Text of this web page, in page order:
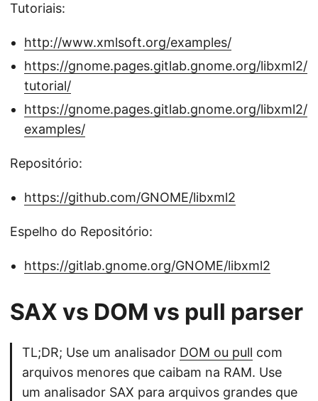
Tutoriais:
http://www.xmlsoft.org/examples/
https://gnome.pages.gitlab.gnome.org/libxml2/
tutorial/
https://gnome.pages.gitlab.gnome.org/libxml2/
examples/
Repositório:
https://github.com/GNOME/libxml2
Espelho do Repositório:
https://gitlab.gnome.org/GNOME/libxml2
SAX vs DOM vs pull parser
TL;DR; Use um analisador DOM ou pull com
arquivos menores que caibam na RAM. Use
um analisador SAX para arquivos grandes que